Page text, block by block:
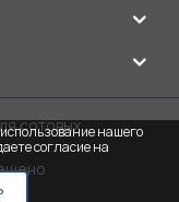
сотовых
нашего
согласие на